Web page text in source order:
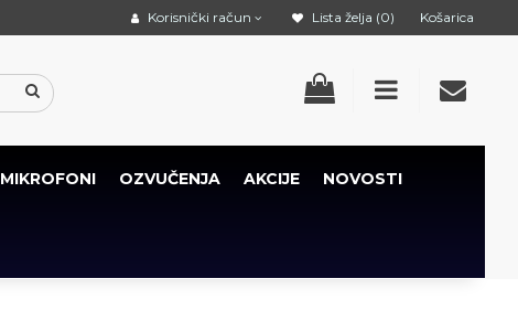
Korisnički račun Lista želja (0) Košarica
MIKROFONI OZVUČENJA AKCIJE NOVOSTI